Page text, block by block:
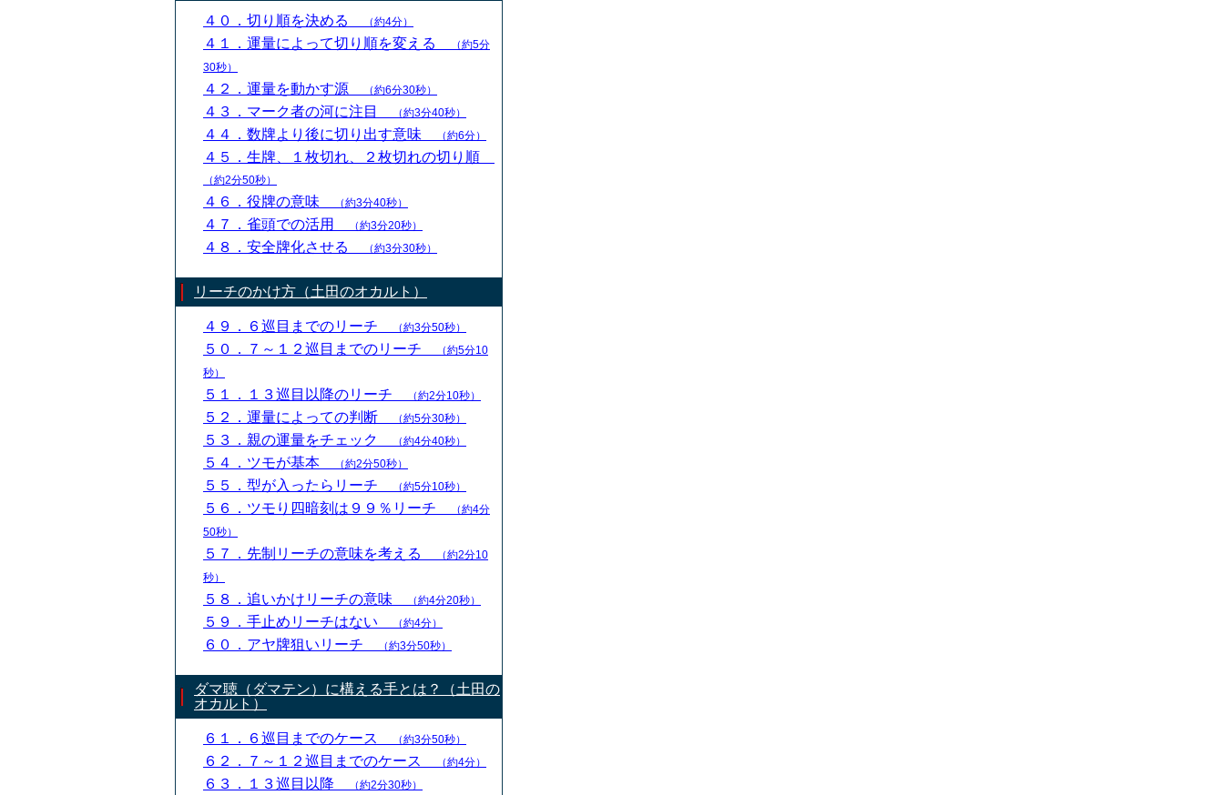
４０．切り順を決める （約4分）
４１．運量によって切り順を変える
（約5分
30秒）
４２．運量を動かす源 （約6分30秒）
４３．マーク者の河に注目 （約3分40秒）
４４．数牌より後に切り出す意味 （約6分）
４５．生牌、１枚切れ、２枚切れの切り順
（約2分50秒）
４６．役牌の意味 （約3分40秒）
４７．雀頭での活用 （約3分20秒）
４８．安全牌化させる （約3分30秒）
リーチのかけ方（土田のオカルト）
４９．６巡目までのリーチ （約3分50秒）
５０．７～１２巡目までのリーチ
（約5分10
秒）
５１．１３巡目以降のリーチ （約2分10秒）
５２．運量によっての判断 （約5分30秒）
５３．親の運量をチェック （約4分40秒）
５４．ツモが基本 （約2分50秒）
５５．型が入ったらリーチ （約5分10秒）
５６．ツモり四暗刻は９９％リーチ
（約4分
50秒）
５７．先制リーチの意味を考える
（約2分10
秒）
５８．追いかけリーチの意味 （約4分20秒）
５９．手止めリーチはない （約4分）
６０．アヤ牌狙いリーチ （約3分50秒）
ダマ聴（ダマテン）に構える手とは？（土田の
オカルト）
６１．６巡目までのケース （約3分50秒）
６２．７～１２巡目までのケース （約4分）
６３．１３巡目以降 （約2分30秒）